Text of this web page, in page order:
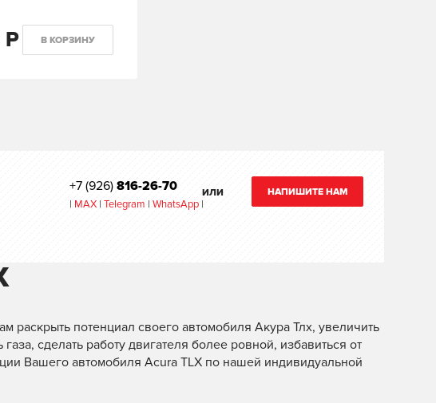
Р В КОРЗИНУ
+7 (926) 816-26-70
| MAX | Telegram | WhatsApp |
ИЛИ НАПИШИТЕ НАМ
раскрыть потенциал своего автомобиля Акура Тлх, увеличить
сделать работу двигателя более ровной, избавиться от
Вашего автомобиля Acura TLX по нашей индивидуальной